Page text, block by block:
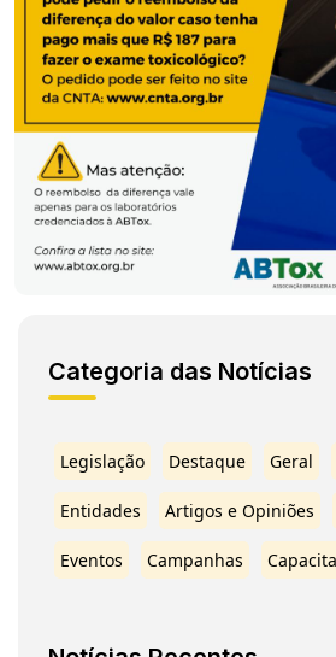
Categoria das Notícias
Legislação Destaque Geral
Entidades Artigos e Opiniões
Eventos Campanhas